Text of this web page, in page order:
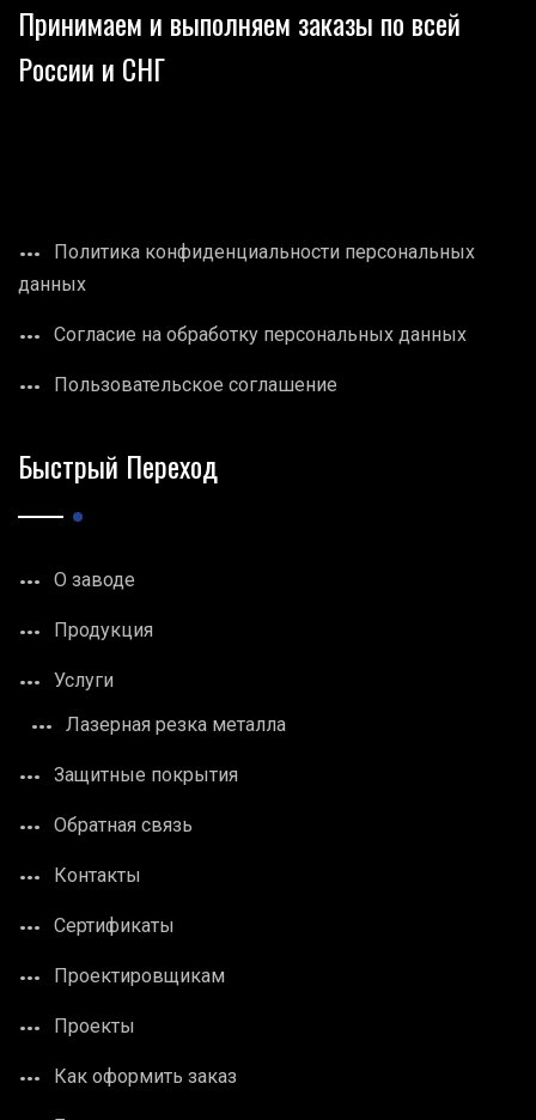
Принимаем и выполняем заказы по всей
России и СНГ
Политика конфиденциальности персональных
данных
Согласие на обработку персональных данных
Пользовательское соглашение
Быстрый Переход
О заводе
Продукция
Услуги
Лазерная резка металла
Защитные покрытия
Обратная связь
Контакты
Сертификаты
Проектировщикам
Проекты
Как оформить заказ